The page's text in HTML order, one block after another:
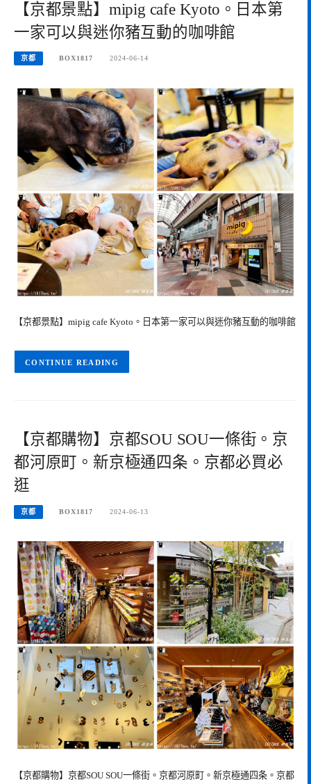
【京都景點】mipig cafe Kyoto。日本第
一家可以與迷你豬互動的咖啡館
京都 BOX1817 2024-06-14
【京都景點】mipig cafe Kyoto。日本第一家可以與迷你豬互動的咖啡館
CONTINUE READING
【京都購物】京都SOU SOU一條街。京
都河原町。新京極通四条。京都必買必
逛
京都 BOX1817 2024-06-13
【京都購物】京都SOU SOU一條街。京都河原町。新京極通四条。京都